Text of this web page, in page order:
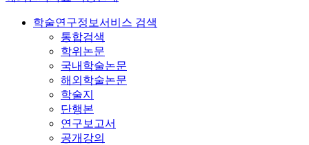
학술연구정보서비스 검색
통합검색
학위논문
국내학술논문
해외학술논문
학술지
단행본
연구보고서
공개강의